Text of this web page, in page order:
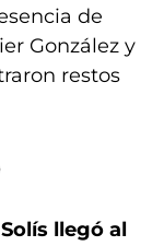
de
González y
restos
Solís llegó al